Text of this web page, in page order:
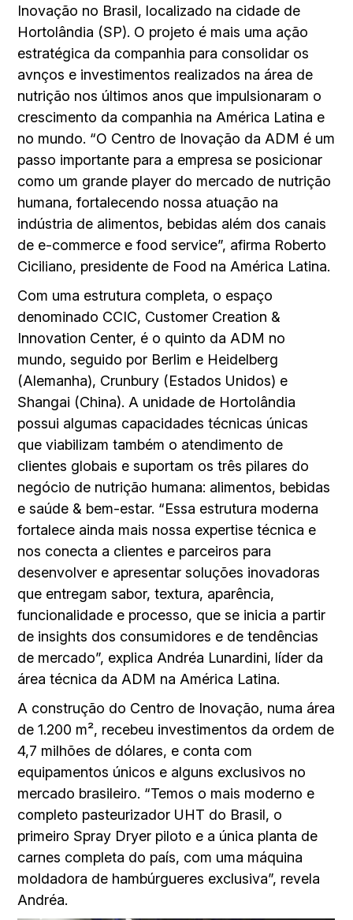
Inovação no Brasil, localizado na cidade de
Hortolândia (SP). O projeto é mais uma ação
estratégica da companhia para consolidar os
avnços e investimentos realizados na área de
nutrição nos últimos anos que impulsionaram o
crescimento da companhia na América Latina e
no mundo. “O Centro de Inovação da ADM é um
passo importante para a empresa se posicionar
como um grande player do mercado de nutrição
humana, fortalecendo nossa atuação na
indústria de alimentos, bebidas além dos canais
de e-commerce e food service”, afirma Roberto
Ciciliano, presidente de Food na América Latina.
Com uma estrutura completa, o espaço
denominado CCIC, Customer Creation &
Innovation Center, é o quinto da ADM no
mundo, seguido por Berlim e Heidelberg
(Alemanha), Crunbury (Estados Unidos) e
Shangai (China). A unidade de Hortolândia
possui algumas capacidades técnicas únicas
que viabilizam também o atendimento de
clientes globais e suportam os três pilares do
negócio de nutrição humana: alimentos, bebidas
e saúde & bem-estar. “Essa estrutura moderna
fortalece ainda mais nossa expertise técnica e
nos conecta a clientes e parceiros para
desenvolver e apresentar soluções inovadoras
que entregam sabor, textura, aparência,
funcionalidade e processo, que se inicia a partir
de insights dos consumidores e de tendências
de mercado”, explica Andréa Lunardini, líder da
área técnica da ADM na América Latina.
A construção do Centro de Inovação, numa área
de 1.200 m², recebeu investimentos da ordem de
4,7 milhões de dólares, e conta com
equipamentos únicos e alguns exclusivos no
mercado brasileiro. “Temos o mais moderno e
completo pasteurizador UHT do Brasil, o
primeiro Spray Dryer piloto e a única planta de
carnes completa do país, com uma máquina
moldadora de hambúrgueres exclusiva”, revela
Andréa.